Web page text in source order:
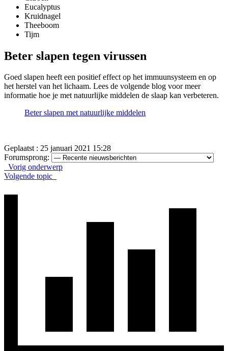
Eucalyptus
Kruidnagel
Theeboom
Tijm
Beter slapen tegen virussen
Goed slapen heeft een positief effect op het immuunsysteem en op
het herstel van het lichaam. Lees de volgende blog voor meer
informatie hoe je met natuurlijke middelen de slaap kan verbeteren.
Beter slapen met natuurlijke middelen
Geplaatst : 25 januari 2021 15:28
Forumsprong:
Vorig onderwerp
Volgende topic